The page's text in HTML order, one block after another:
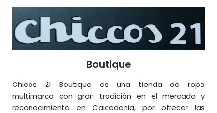
Boutique
Chicos 21 Boutique es una tienda de ropa
multimarca con gran tradición en el mercado y
reconocimiento en Caicedonia, por ofrecer las